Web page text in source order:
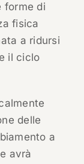
forme di
fisica
a ridursi
il ciclo
delle
a
avrà